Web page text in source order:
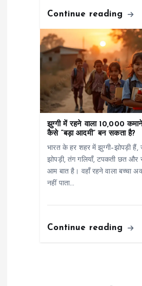
Continue reading
झुग्गी में रहने वाला 10,000
कैसे “बड़ा आदमी” बन सकता है?
भारत के हर शहर में झुग्गी–झोपड़ी हैं,
झोपड़ी, तंग गलियाँ, टपकती छत और
आम बात है। वहाँ रहने वाला बच्चा
नहीं पाता…
Continue reading